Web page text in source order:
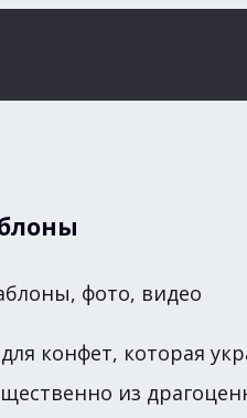
конфет, которая
из